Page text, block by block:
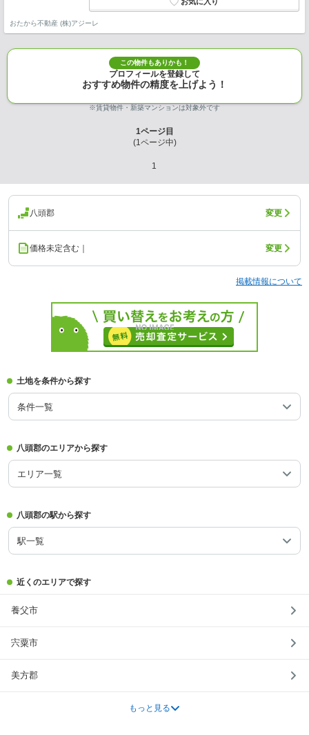
おたから不動産 (株)アジーレ
この物件もありかも！
プロフィールを登録して
おすすめ物件の精度を上げよう！
※賃貸物件・新築マンションは対象外です
1ページ目
(1ページ中)
1
八頭郡 変更
価格未定含む｜ 変更
掲載情報について
土地を条件から探す
条件一覧
八頭郡のエリアから探す
エリア一覧
八頭郡の駅から探す
駅一覧
近くのエリアで探す
養父市
宍粟市
美方郡
もっと見る